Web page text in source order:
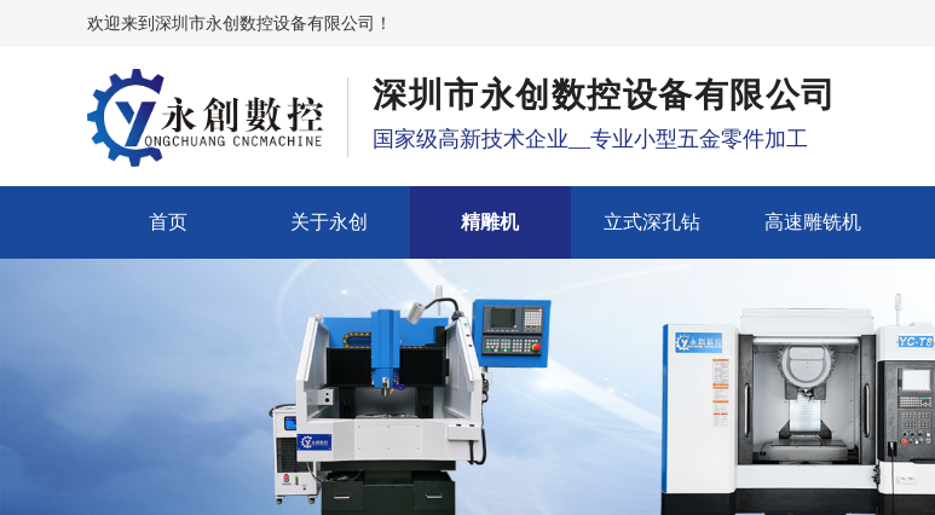
欢迎来到深圳市永创数控设备有限公司！
深圳市永创数控设备有限公司
国家级高新技术企业__专业小型五金零件加工
首页 关于永创 精雕机 立式深孔钻 高速雕铣机